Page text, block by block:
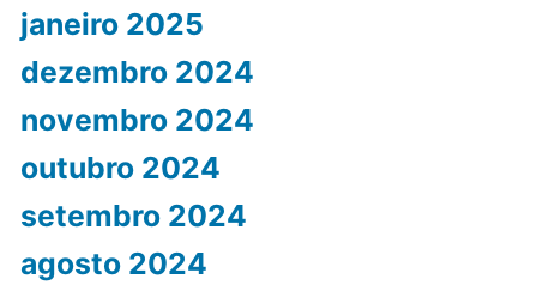
janeiro 2025
dezembro 2024
novembro 2024
outubro 2024
setembro 2024
agosto 2024